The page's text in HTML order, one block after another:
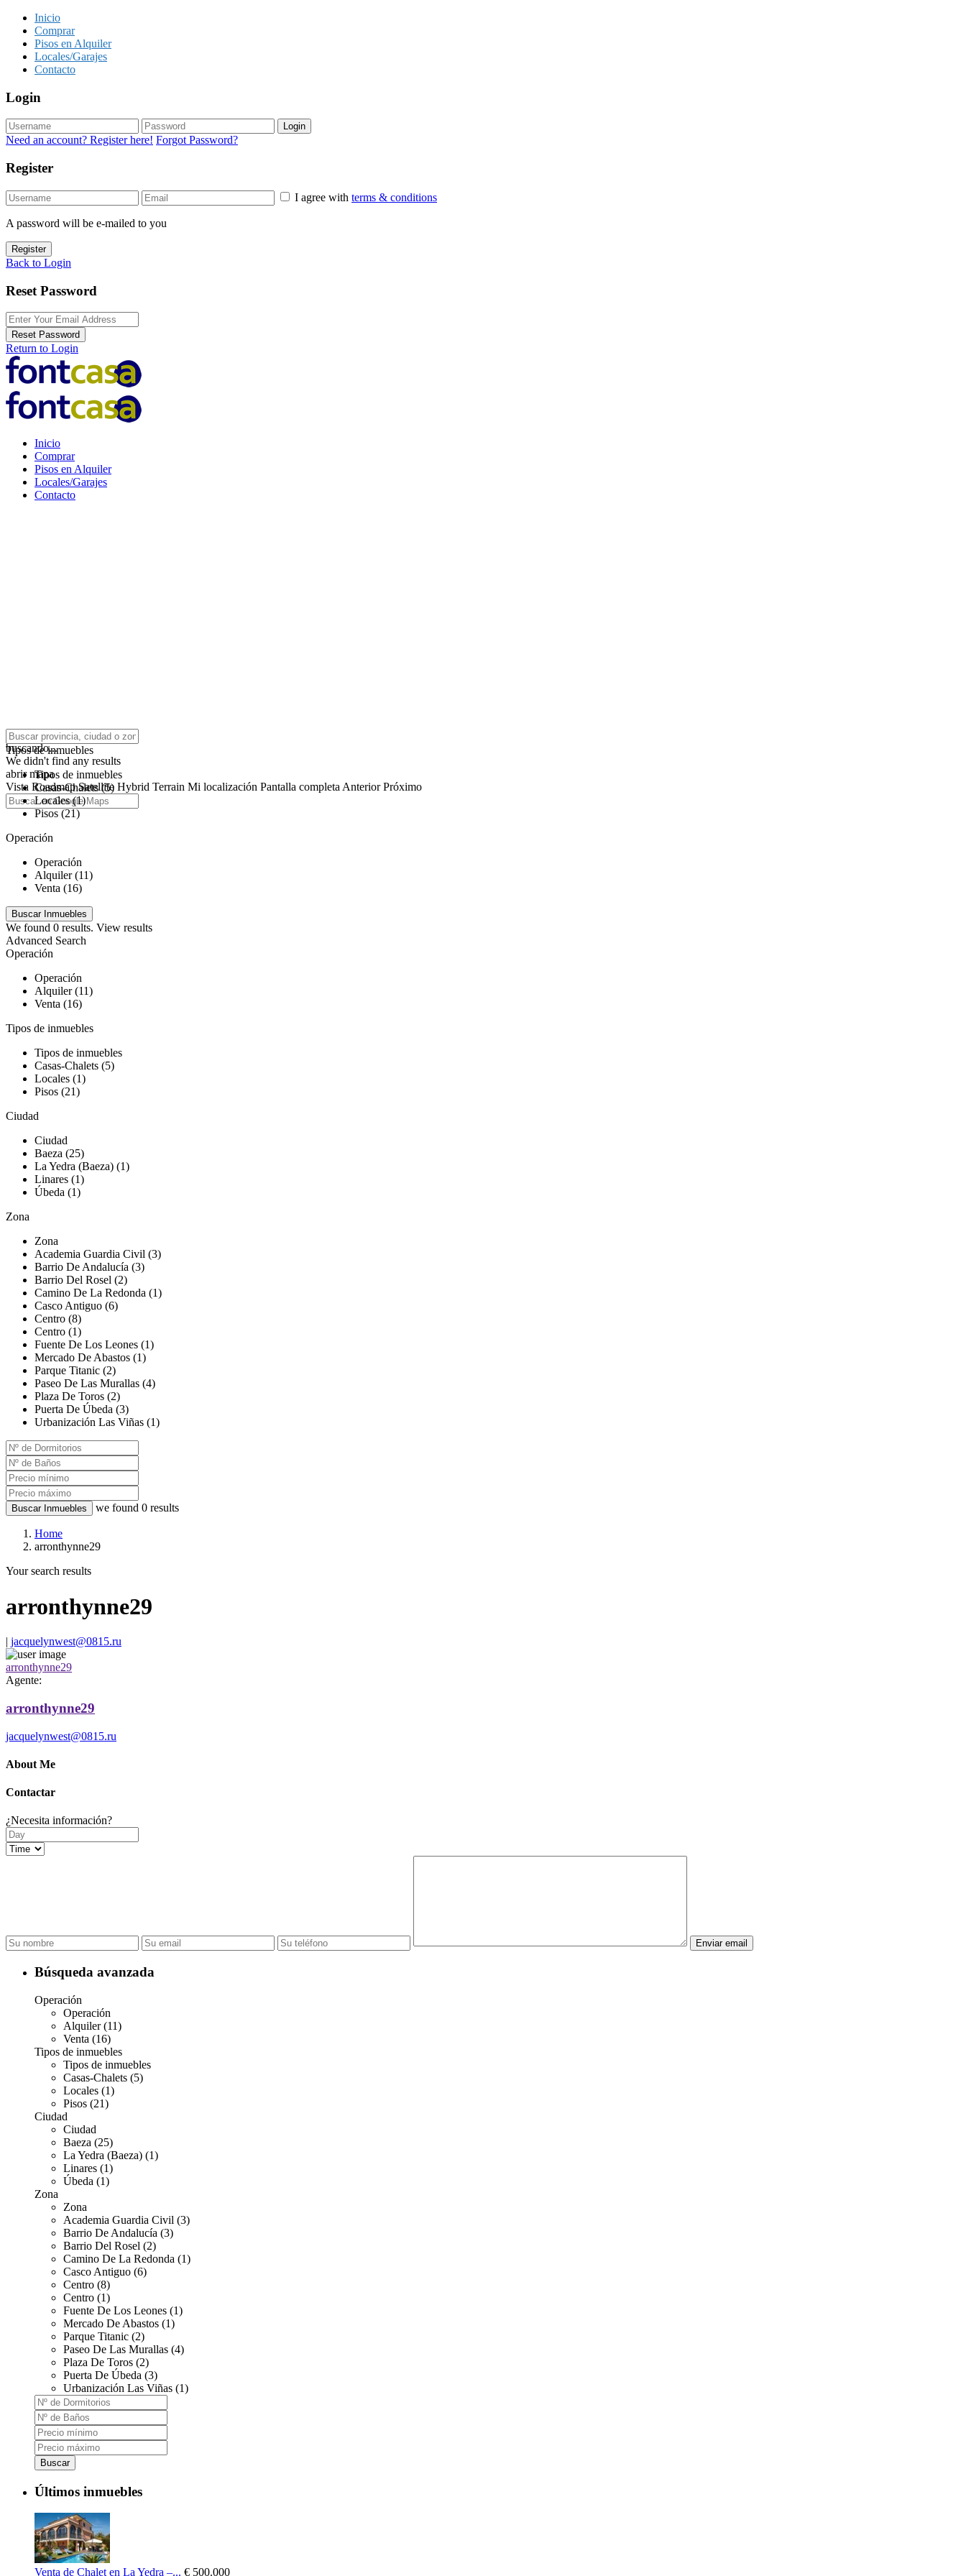
Inicio
Comprar
Pisos en Alquiler
Locales/Garajes
Contacto
Login
Login
Need an account? Register here! Forgot Password?
Register
I agree with terms & conditions
A password will be e-mailed to you
Register
Back to Login
Reset Password
Reset Password
Return to Login
Inicio
Comprar
Pisos en Alquiler
Locales/Garajes
Contacto
click to enable zoom
buscando...
We didn't find any results
abrir mapa
Vista Roadmap Satellite Hybrid Terrain Mi localización Pantalla completa Anterior Próximo
Tipos de inmuebles
Tipos de inmuebles
Casas-Chalets (5)
Locales (1)
Pisos (21)
Operación
Operación
Alquiler (11)
Venta (16)
We found 0 results. View results
Advanced Search
Operación
Operación
Alquiler (11)
Venta (16)
Tipos de inmuebles
Tipos de inmuebles
Casas-Chalets (5)
Locales (1)
Pisos (21)
Ciudad
Ciudad
Baeza (25)
La Yedra (Baeza) (1)
Linares (1)
Úbeda (1)
Zona
Zona
Academia Guardia Civil (3)
Barrio De Andalucía (3)
Barrio Del Rosel (2)
Camino De La Redonda (1)
Casco Antiguo (6)
Centro (8)
Centro (1)
Fuente De Los Leones (1)
Mercado De Abastos (1)
Parque Titanic (2)
Paseo De Las Murallas (4)
Plaza De Toros (2)
Puerta De Úbeda (3)
Urbanización Las Viñas (1)
Buscar Inmuebles we found 0 results
Home
arronthynne29
Your search results
arronthynne29
| jacquelynwest@0815.ru
arronthynne29
Agente:
arronthynne29
jacquelynwest@0815.ru
About Me
Contactar
¿Necesita información?
Búsqueda avanzada
Operación
Operación
Alquiler (11)
Venta (16)
Tipos de inmuebles
Tipos de inmuebles
Casas-Chalets (5)
Locales (1)
Pisos (21)
Ciudad
Ciudad
Baeza (25)
La Yedra (Baeza) (1)
Linares (1)
Úbeda (1)
Zona
Zona
Academia Guardia Civil (3)
Barrio De Andalucía (3)
Barrio Del Rosel (2)
Camino De La Redonda (1)
Casco Antiguo (6)
Centro (8)
Centro (1)
Fuente De Los Leones (1)
Mercado De Abastos (1)
Parque Titanic (2)
Paseo De Las Murallas (4)
Plaza De Toros (2)
Puerta De Úbeda (3)
Urbanización Las Viñas (1)
Buscar
Últimos inmuebles
Venta de Chalet en La Yedra –... € 500.000